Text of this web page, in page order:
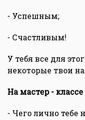
- Успешным;
- Счастливым!
У тебя все для
некоторые твои
На мастер -
- Чего лично тебе